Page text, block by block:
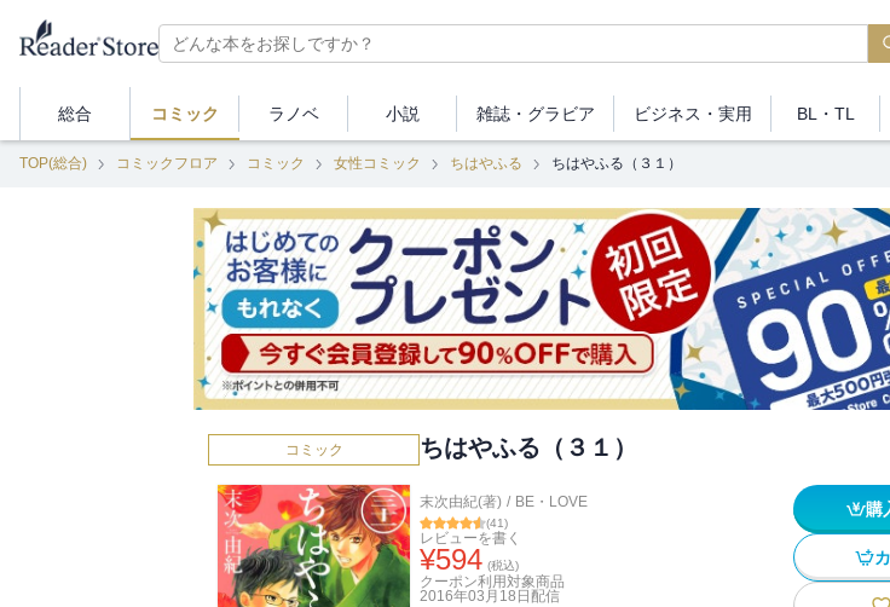
総合 コミック ラノベ 小説 雑誌・ グラビア ビジネス ・実用 BL・TL
TOP(総合) コミックフロア コミック 女性コミック ちはやふる ちはやふる（３１）
コミック ちはやふる（３１）
末次由紀(著) / BE・LOVE
(41)
レビューを書く
¥594 (税込)
クーポン利用対象商品
2016年03月18日 配信
購